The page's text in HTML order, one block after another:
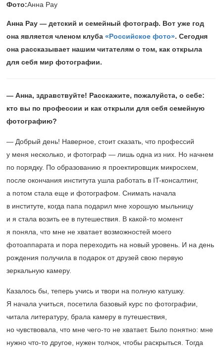
Фото:Анна Рау
Анна Рау — детский и семейный фотограф. Вот уже год
она является членом клуба «Российское фото». Сегодня
она рассказывает нашим читателям о том, как открыла
для себя мир фотографии.
— Анна, здравствуйте! Расскажите, пожалуйста, о себе:
кто вы по профессии и как открыли для себя семейную
фотографию?
— Добрый день! Наверное, стоит сказать, что профессий
у меня несколько, и фотограф — лишь одна из них. Но начнем
по порядку. По образованию я проектировщик микросхем,
после окончания института ушла работать в IT-консалтинг,
а потом стала еще и фотографом. Снимать начала
в институте, когда папа подарил мне хорошую мыльницу
и я стала возить ее в путешествия. В какой-то момент
я поняла, что мне не хватает возможностей моего
фотоаппарата и пора переходить на новый уровень. И на день
рождения получила в подарок от друзей свою первую
зеркальную камеру.
Казалось бы, теперь учись и твори на полную катушку.
Я начала учиться, посетила базовый курс по фотографии,
читала литературу, брала камеру в путешествия,
но чувствовала, что мне чего-то не хватает. Было понятно: мне
нужно что-то другое, нужен толчок, чтобы раскрыться. Тогда